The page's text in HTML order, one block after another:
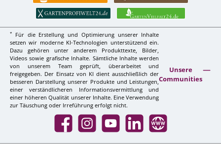
*
Für die Erstellung und Optimierung unserer Inhalte
setzen wir moderne KI-Technologien unterstützend ein.
Dazu gehören unter anderem Produkttexte, Bilder,
Videos sowie grafische Inhalte. Sämtliche Inhalte werden
von unserem Team geprüft, überarbeitet und
freigegeben. Der Einsatz von KI dient ausschließlich der
besseren Darstellung unserer Produkte und Leistungen,
einer verständlicheren Informationsvermittlung und
einer höheren Qualität unserer Inhalte. Eine Verwendung
zur Täuschung oder Irreführung erfolgt nicht.
Unsere
Communities
Facebook InstagramYouTube LinkedIn Website